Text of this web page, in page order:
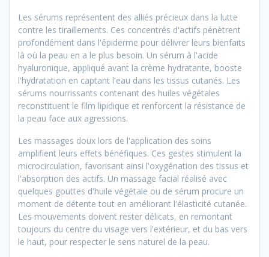
Les sérums représentent des alliés précieux dans la lutte
contre les tiraillements. Ces concentrés d'actifs pénètrent
profondément dans l'épiderme pour délivrer leurs bienfaits
là où la peau en a le plus besoin. Un sérum à l'acide
hyaluronique, appliqué avant la crème hydratante, booste
l'hydratation en captant l'eau dans les tissus cutanés. Les
sérums nourrissants contenant des huiles végétales
reconstituent le film lipidique et renforcent la résistance de
la peau face aux agressions.
Les massages doux lors de l'application des soins
amplifient leurs effets bénéfiques. Ces gestes stimulent la
microcirculation, favorisant ainsi l'oxygénation des tissus et
l'absorption des actifs. Un massage facial réalisé avec
quelques gouttes d'huile végétale ou de sérum procure un
moment de détente tout en améliorant l'élasticité cutanée.
Les mouvements doivent rester délicats, en remontant
toujours du centre du visage vers l'extérieur, et du bas vers
le haut, pour respecter le sens naturel de la peau.